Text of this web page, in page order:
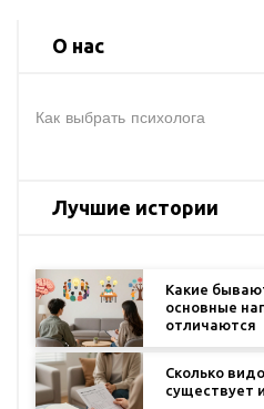
О нас
Как выбрать психолога
Лучшие истории
Какие
основные
отличаются
Сколько
существует